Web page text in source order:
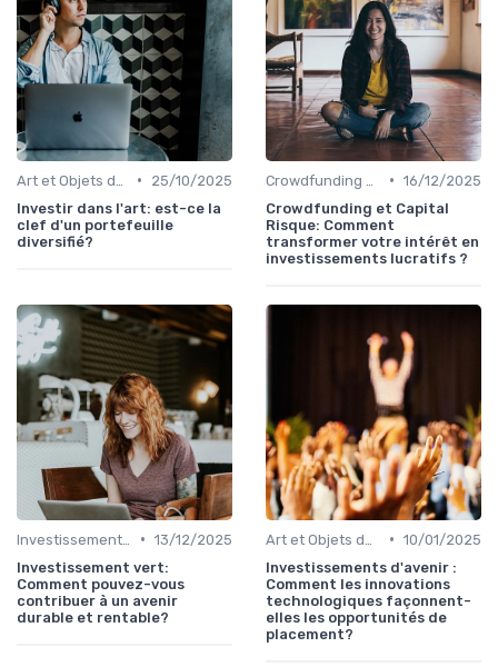
•
25/10/2025
Investir dans l'art: est-ce la
clef d'un portefeuille
diversifié?
• 16/12/2025
Crowdfunding et Capital
Risque: Comment
transformer votre intérêt en
investissements lucratifs ?
• 13/12/2025
Investissement vert:
Comment pouvez-vous
contribuer à un avenir
durable et rentable?
• 10/01/2025
Investissements d'avenir :
Comment les innovations
technologiques façonnent-
elles les opportunités de
placement?